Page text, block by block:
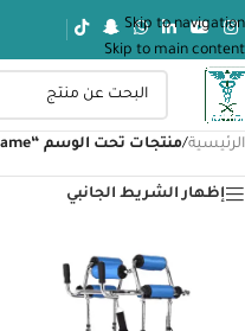
Skip to navigation
Skip to main content
الرئيسية/منتجات تحت الوسم “Walking frame.”
إظهار الشريط الجانبي